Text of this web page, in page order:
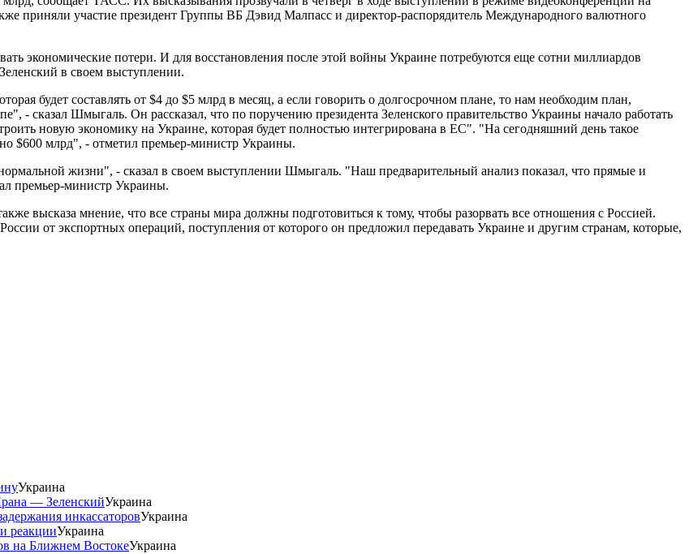
приняли участие президент Группы ВБ Дэвид Малпасс и директор-распорядитель Международного валютного
экономические потери. И для восстановления после этой войны Украине потребуются еще сотни миллиардов
в своем выступлении.
будет составлять от $4 до $5 млрд в месяц, а если говорить о долгосрочном плане, то нам необходим план,
сказал Шмыгаль. Он рассказал, что по поручению президента Зеленского правительство Украины начало работать
новую экономику на Украине, которая будет полностью интегрирована в ЕС". "На сегодняшний день такое
$600 млрд", - отметил премьер-министр Украины.
жизни", - сказал в своем выступлении Шмыгаль. "Наш предварительный анализ показал, что прямые и
премьер-министр Украины.
высказа мнение, что все страны мира должны подготовиться к тому, чтобы разорвать все отношения с Россией.
от экспортных операций, поступления от которого он предложил передавать Украине и другим странам, которые,
Украина
— ЗеленскийУкраина
инкассаторовУкраина
реакцииУкраина
на Ближнем ВостокеУкраина